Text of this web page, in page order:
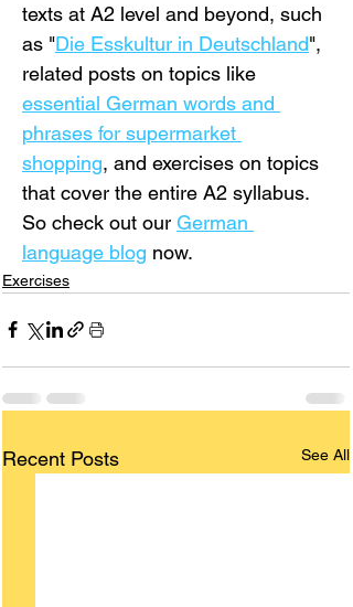
texts at A2 level and beyond, such
as "Die Esskultur in Deutschland",
related posts on topics like
essential German words and
phrases for supermarket
shopping, and exercises on topics
that cover the entire A2 syllabus.
So check out our German
language blog now.
Exercises
Recent Posts See All